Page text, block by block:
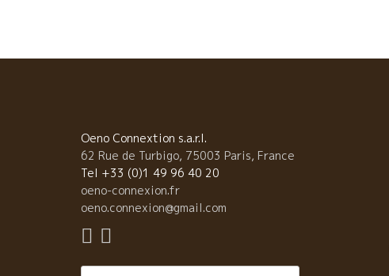
ていた時期があった。 つまり、この３人は、ロワールの
カベルネをレベルアップするために切磋琢磨してきた代
表する醸造家と云ってよい。 フィリップを支えるのは、
トビッキリ明るく高笑いが得意の奥さんクロードがい
る。 どちらかというと、寡黙な性格のフィリップ。黙っ
で割ると丁度バランスがとれる。 そして、フィリップの
Oeno Connextion s.a.r.l.
62 Rue de Turbigo, 75003 Paris, France
Tel +33 (0)1 49 96 40 20
oeno-connexion.fr
oeno.connexion@gmail.com